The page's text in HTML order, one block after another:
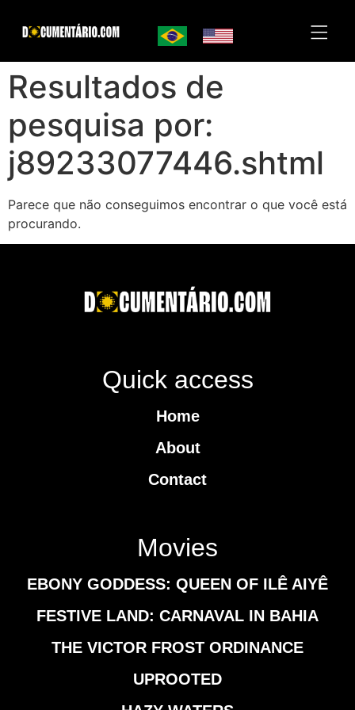
Resultados de
pesquisa por:
j89233077446.shtml
Parece que não conseguimos encontrar o que você está
procurando.
Quick access
Home
About
Contact
Movies
EBONY GODDESS: QUEEN OF ILÊ AIYÊ
FESTIVE LAND: CARNAVAL IN BAHIA
THE VICTOR FROST ORDINANCE
UPROOTED